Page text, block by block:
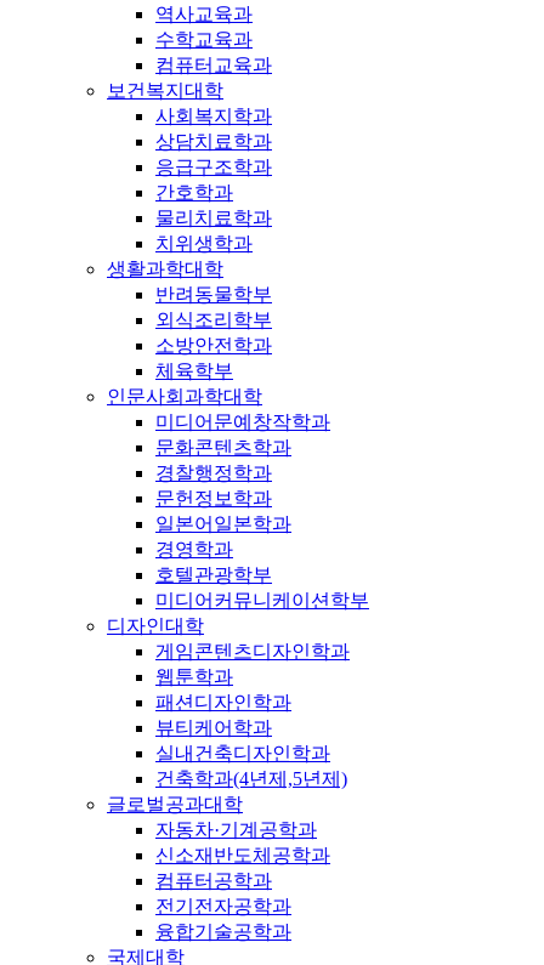
역사교육과
수학교육과
컴퓨터교육과
보건복지대학
사회복지학과
상담치료학과
응급구조학과
간호학과
물리치료학과
치위생학과
생활과학대학
반려동물학부
외식조리학부
소방안전학과
체육학부
인문사회과학대학
미디어문예창작학과
문화콘텐츠학과
경찰행정학과
문헌정보학과
일본어일본학과
경영학과
호텔관광학부
미디어커뮤니케이션학부
디자인대학
게임콘텐츠디자인학과
웹툰학과
패션디자인학과
뷰티케어학과
실내건축디자인학과
건축학과(4년제,5년제)
글로벌공과대학
자동차·기계공학과
신소재반도체공학과
컴퓨터공학과
전기전자공학과
융합기술공학과
국제대학